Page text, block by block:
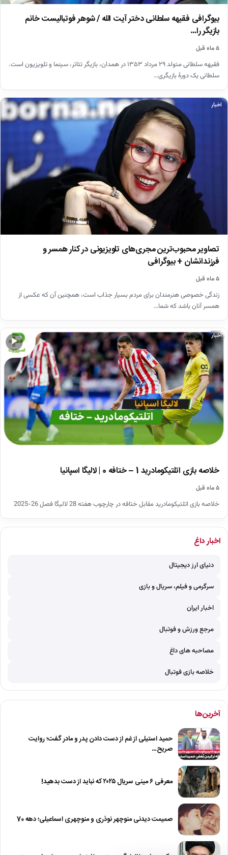
بیوگرافی فقیهه سلطانی دختر آیت الله / شوهر فوتبالیست خانم
بازیگر را…
۵ ماه قبل
فقیهه سلطانی متولد ۲۹ مرداد ۱۳۵۳ در همدان، بازیگر تئاتر، سینما و تلویزیون است.
سلطانی یک دورهٔ بازیگری…
اخبار
تصاویر محبوب‌ترین مجری‌های تلویزیونی در کنار همسر و
فرزندانشان + بیوگرافی
۵ ماه قبل
زندگی خصوصی هنرمندان برای مردم بسیار جذاب است، همچنین آن که عکسی از
همسر آنان باشد که شما…
▶
اخبار
خلاصه بازی اتلتیکومادرید 1 – ختافه 0 | لالیگا اسپانیا
۵ ماه قبل
خلاصه بازی اتلتیکومادرید مقابل ختافه در چارچوب هفته 28 لالیگا فصل 26-2025
اخبار داغ
دنیای ارز دیجیتال
سرگرمی و فیلم، سریال و بازی
اخبار ایران
مرجع ورزش و فوتبال
مصاحبه های داغ
خلاصه بازی فوتبال
آخرین‌ها
حمید استیلی از غم از دست دادن پدر و مادر گفت؛ روایت
صریح…
معرفی ۶ مینی سریال ۲۰۲۵ که نباید از دست بدهید!
صمیمت دیدنی منوچهر نوذری و منوچهری اسماعیلی؛ دهه 70